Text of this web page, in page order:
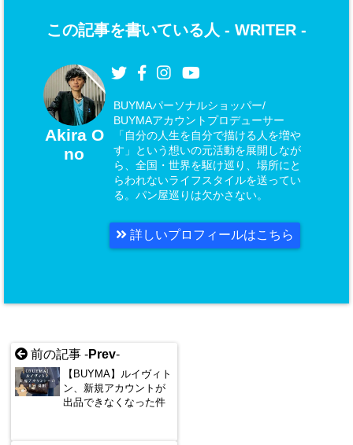
この記事を書いている人 - WRITER -
Akira O
no
BUYMAパーソナルショッパー/
BUYMAアカウントプロデューサー
「自分の人生を自分で描ける人を増や
す」という想いの元活動を展開しなが
ら、全国・世界を駆け巡り、場所にと
らわれないライフスタイルを送ってい
る。パン屋巡りは欠かさない。
詳しいプロフィールはこちら
前の記事 -Prev-
【BUYMA】ルイヴィト
ン、新規アカウントが
出品できなくなった件